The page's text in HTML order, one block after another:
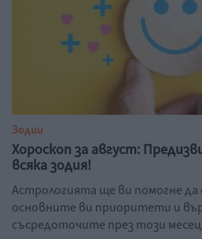
Зодии
Хороскоп за август:
всяка зодия!
Астрологията ще ви помогне
основните ви приоритети и
съсредоточите през този месец